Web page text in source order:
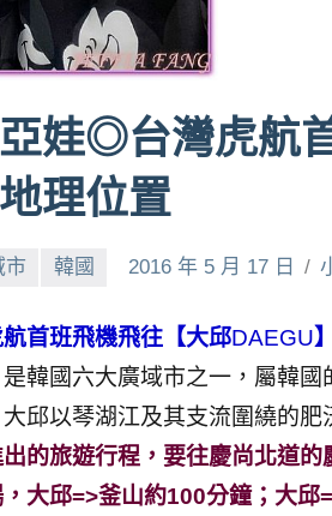
娃◎台灣虎航
理位置
市 韓國 2016 年 5 月 17 日
首班飛機飛往【大邱DAEGU
是韓國六大廣域市之一，屬韓
邱以琴湖江及其支流圍繞的
的旅遊行程，要往慶尚北道
大邱=>釜山約100分鐘；大